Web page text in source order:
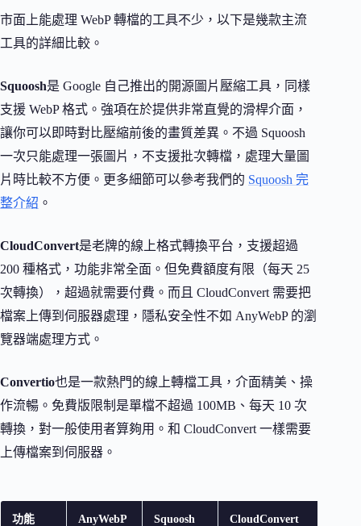
市面上能處理 WebP 轉檔的工具不少，以下是幾款主流
工具的詳細比較。
Squoosh是 Google 自己推出的開源圖片壓縮工具，同樣
支援 WebP 格式。強項在於提供非常直覺的滑桿介面，
讓你可以即時對比壓縮前後的畫質差異。不過 Squoosh
一次只能處理一張圖片，不支援批次轉檔，處理大量圖
片時比較不方便。更多細節可以參考我們的 Squoosh 完
整介紹 。
CloudConvert是老牌的線上格式轉換平台，支援超過
200 種格式，功能非常全面。但免費額度有限（每天 25
次轉換），超過就需要付費。而且 CloudConvert 需要把
檔案上傳到伺服器處理，隱私安全性不如 AnyWebP 的瀏
覽器端處理方式。
Convertio也是一款熱門的線上轉檔工具，介面精美、操
作流暢。免費版限制是單檔不超過 100MB、每天 10 次
轉換，對一般使用者算夠用。和 CloudConvert 一樣需要
上傳檔案到伺服器。
功能 AnyWebP Squoosh CloudConvert